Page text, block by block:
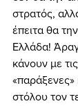
στρατός,
έπειτα θα
Ελλάδα!
κάνουν με
«παράξενες»
στόλου τον